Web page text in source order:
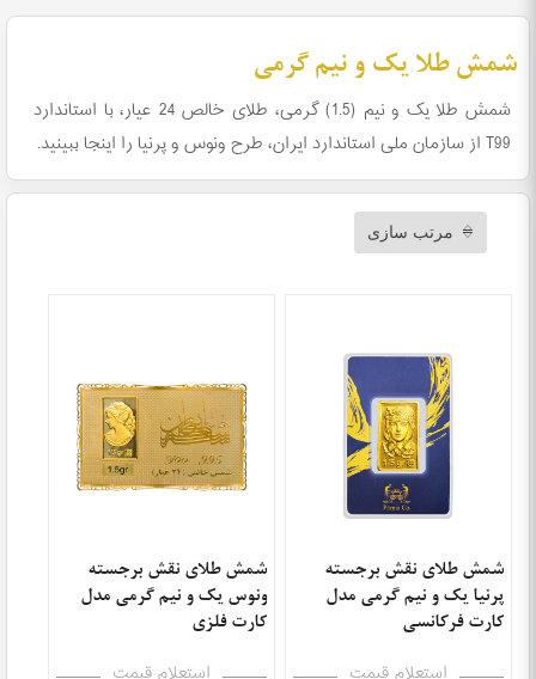
شمش طلا یک و نیم گرمی
شمش طلا یک و نیم (1.5) گرمی، طلای خالص 24 عیار، با استاندارد
T99 از سازمان ملی استاندارد ایران، طرح ونوس و پرنیا را اینجا ببینید.
مرتب سازی
شمش طلای نقش برجسته
پرنیا یک و نیم گرمی مدل
کارت فرکانسی
استعلام قیمت
شمش طلای نقش برجسته
ونوس یک و نیم گرمی مدل
کارت فلزی
استعلام قیمت